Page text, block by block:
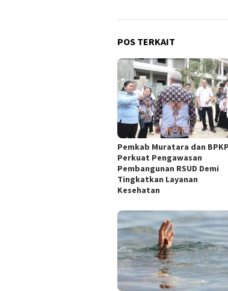
POS TERKAIT
Pemkab Muratara dan BPKP
Perkuat Pengawasan
Pembangunan RSUD Demi
Tingkatkan Layanan
Kesehatan